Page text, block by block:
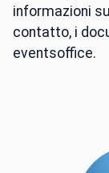
informazioni
contatto, i
eventsoffice.